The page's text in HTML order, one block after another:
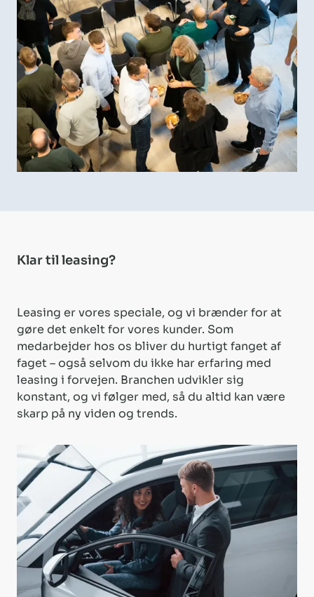
Klar til leasing?
Leasing er vores speciale, og vi brænder for at
gøre det enkelt for vores kunder. Som
medarbejder hos os bliver du hurtigt fanget af
faget – også selvom du ikke har erfaring med
leasing i forvejen. Branchen udvikler sig
konstant, og vi følger med, så du altid kan være
skarp på ny viden og trends.